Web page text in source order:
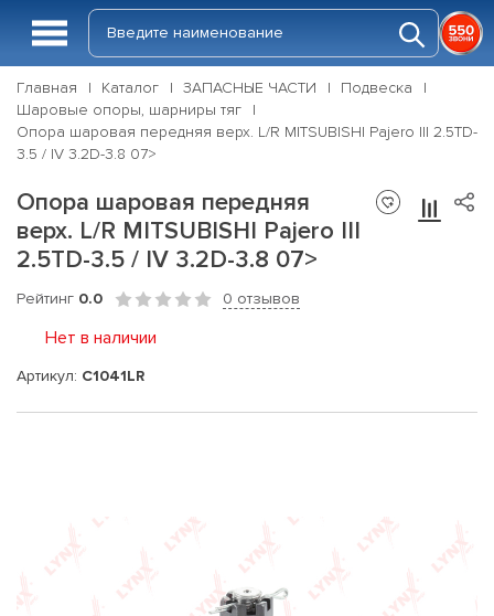
Главная Каталог ЗАПАСНЫЕ ЧАСТИ
Подвеска
Шаровые опоры, шарниры тяг
Опора шаровая передняя верх. L/R MITSUBISHI Pajero III 2.5TD-
3.5 / IV 3.2D-3.8 07>
Опора шаровая передняя
верх. L/R MITSUBISHI Pajero III
2.5TD-3.5 / IV 3.2D-3.8 07>
Рейтинг 0.0 0 отзывов
Нет в наличии
Артикул: C1041LR